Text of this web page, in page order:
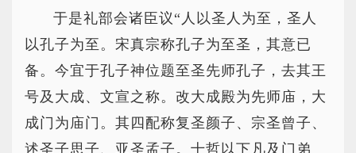
于是礼部会诸臣议“人以圣人为至，圣人
以孔子为至。宋真宗称孔子为至圣，其意已
备。今宜于孔子神位题至圣先师孔子，去其王
号及大成、文宣之称。改大成殿为先师庙，大
成门为庙门。其四配称复圣颜子、宗圣曾子、
述圣子思子、亚圣孟子。十哲以下凡及门弟